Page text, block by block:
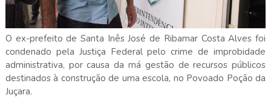
O ex-prefeito de Santa Inês José de Ribamar Costa Alves foi
condenado pela Justiça Federal pelo crime de improbidade
administrativa, por causa da má gestão de recursos públicos
destinados à construção de uma escola, no Povoado Poção da
Juçara.